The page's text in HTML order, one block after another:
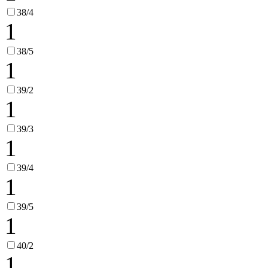
38/4
1
38/5
1
39/2
1
39/3
1
39/4
1
39/5
1
40/2